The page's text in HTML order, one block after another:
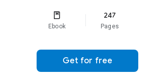
Ebook
247
Pages
Get for free